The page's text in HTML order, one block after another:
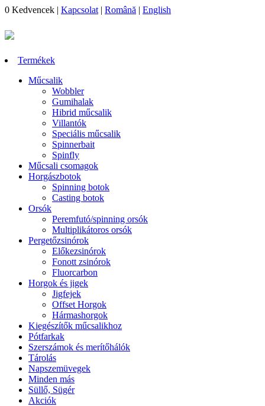
0 Kedvencek | Kapcsolat | Română | English
Termékek
Műcsalik
Wobbler
Gumihalak
Hibrid műcsalik
Villantók
Speciális műcsalik
Spinnerbait
Spinfly
Műcsali csomagok
Horgászbotok
Spinning botok
Casting botok
Orsók
Peremfutó/spinning orsók
Multiplikátoros orsók
Pergetőzsinórok
Előkezsinórok
Fonott zsinórok
Fluorcarbon
Horgok és jigek
Jigfejek
Offset Horgok
Hármashorgok
Kiegészítők műcsalikhoz
Pótfarkak
Szerszámok és merítőhálók
Tárolás
Napszemüvegek
Minden más
Süllő, Sügér
Akciók